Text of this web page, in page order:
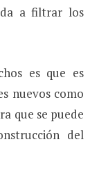
a filtrar los
es que es
nuevos como
que se puede
del